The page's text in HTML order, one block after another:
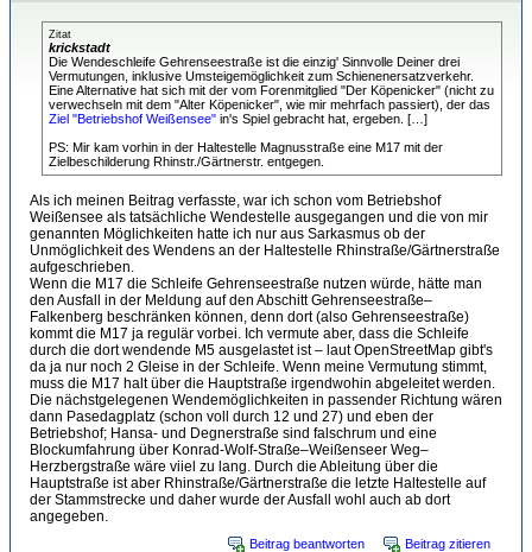
Zitat
krickstadt
Die Wendeschleife Gehrenseestraße ist die einzig' Sinnvolle Deiner drei
Vermutungen, inklusive Umsteigemöglichkeit zum Schienenersatzverkehr.
Eine Alternative hat sich mit der vom Forenmitglied "Der Köpenicker" (nicht zu
verwechseln mit dem "Alter Köpenicker", wie mir mehrfach passiert), der das
Ziel "Betriebshof Weißensee" in's Spiel gebracht hat, ergeben. […]
PS: Mir kam vorhin in der Haltestelle Magnusstraße eine M17 mit der
Zielbeschilderung Rhinstr./Gärtnerstr. entgegen.
Als ich meinen Beitrag verfasste, war ich schon vom Betriebshof
Weißensee als tatsächliche Wendestelle ausgegangen und die von mir
genannten Möglichkeiten hatte ich nur aus Sarkasmus ob der
Unmöglichkeit des Wendens an der Haltestelle Rhinstraße/Gärtnerstraße
aufgeschrieben.
Wenn die M17 die Schleife Gehrenseestraße nutzen würde, hätte man
den Ausfall in der Meldung auf den Abschitt Gehrenseestraße–
Falkenberg beschränken können, denn dort (also Gehrenseestraße)
kommt die M17 ja regulär vorbei. Ich vermute aber, dass die Schleife
durch die dort wendende M5 ausgelastet ist – laut OpenStreetMap gibt's
da ja nur noch 2 Gleise in der Schleife. Wenn meine Vermutung stimmt,
muss die M17 halt über die Hauptstraße irgendwohin abgeleitet werden.
Die nächstgelegenen Wendemöglichkeiten in passender Richtung wären
dann Pasedagplatz (schon voll durch 12 und 27) und eben der
Betriebshof; Hansa- und Degnerstraße sind falschrum und eine
Blockumfahrung über Konrad-Wolf-Straße–Weißenseer Weg–
Herzbergstraße wäre viiel zu lang. Durch die Ableitung über die
Hauptstraße ist aber Rhinstraße/Gärtnerstraße die letzte Haltestelle auf
der Stammstrecke und daher wurde der Ausfall wohl auch ab dort
angegeben.
Beitrag beantworten Beitrag zitieren